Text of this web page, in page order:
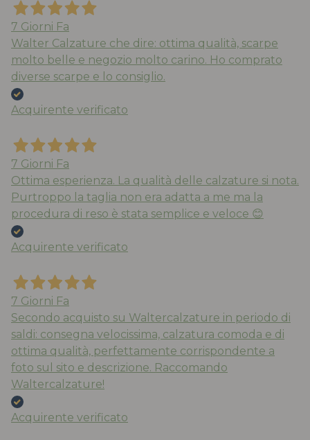
7 Giorni Fa
Walter Calzature che dire: ottima qualità, scarpe
molto belle e negozio molto carino. Ho comprato
diverse scarpe e lo consiglio.
Acquirente verificato
7 Giorni Fa
Ottima esperienza. La qualità delle calzature si nota.
Purtroppo la taglia non era adatta a me ma la
procedura di reso è stata semplice e veloce 😊
Acquirente verificato
7 Giorni Fa
Secondo acquisto su Waltercalzature in periodo di
saldi: consegna velocissima, calzatura comoda e di
ottima qualità, perfettamente corrispondente a
foto sul sito e descrizione. Raccomando
Waltercalzature!
Acquirente verificato